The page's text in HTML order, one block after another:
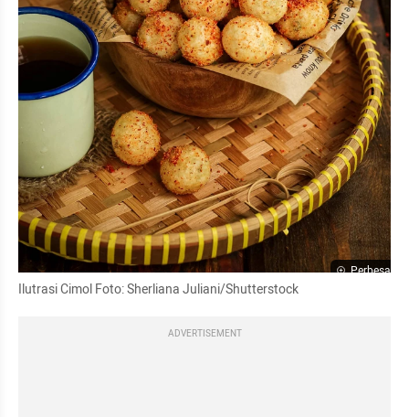
Perbesar
Ilutrasi Cimol Foto: Sherliana Juliani/Shutterstock
ADVERTISEMENT